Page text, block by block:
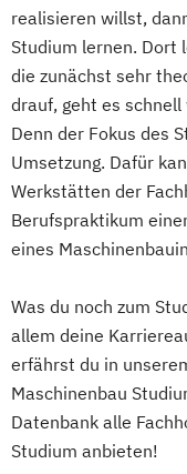
Mechatronik
Mensch-
Nachhaltiges
Nationale
und
New Venture
Technische
Technische
Medical
Nachhaltige
Projekt und
Quantum
Robotics
Rolling Stock
Software
Tissue
User
realisieren willst,
Studium lernen. Dort
die zunächst sehr
drauf, geht es
Denn der Fokus des
Umsetzung. Dafür
Werkstätten der
Berufspraktikum
eines
Was du noch zum
allem deine
erfährst du in
Maschinenbau
Datenbank alle
Studium anbieten!